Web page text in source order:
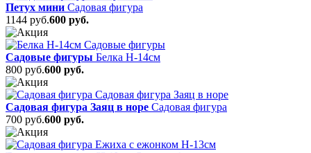
Петух мини Садовая фигура
1144 руб.600 руб.
Садовые фигуры Белка Н-14см
800 руб.600 руб.
Садовая фигура Заяц в норе Садовая фигура
700 руб.600 руб.